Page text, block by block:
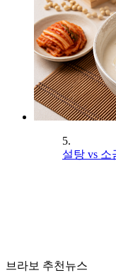
5.
설탕 vs
브라보 추천뉴스